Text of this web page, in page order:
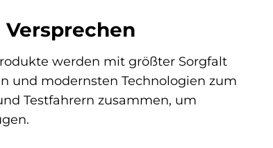
werden mit größter Sorgfalt
und modernsten Technologien zum
Testfahrern zusammen, um